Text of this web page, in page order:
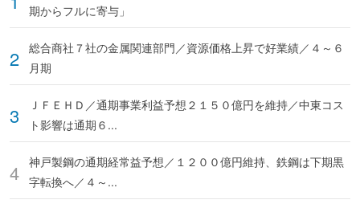
期からフルに寄与」
総合商社７社の金属関連部門／資源価格上昇で好業績／４～６
月期
ＪＦＥＨＤ／通期事業利益予想２１５０億円を維持／中東コス
ト影響は通期６...
神戸製鋼の通期経常益予想／１２００億円維持、鉄鋼は下期黒
字転換へ／４～...